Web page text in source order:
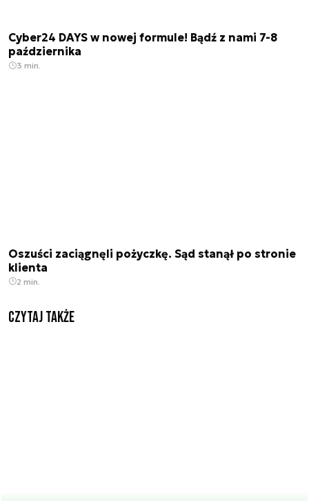
Cyber24 DAYS w nowej formule! Bądź z nami 7-8
października
3 min.
Oszuści zaciągnęli pożyczkę. Sąd stanął po stronie
klienta
2 min.
Czytaj także